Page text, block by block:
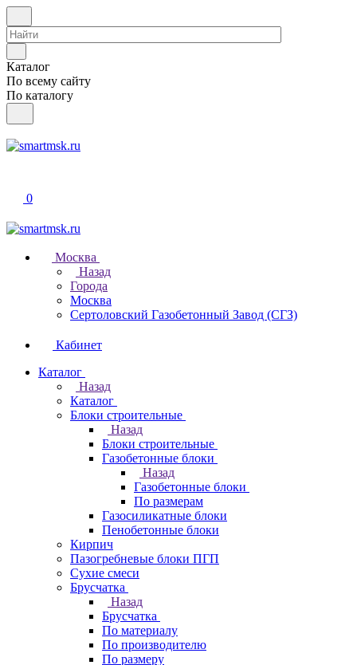
Каталог
По всему сайту
По каталогу
0
Москва
Назад
Города
Москва
Сертоловский Газобетонный Завод (СГЗ)
Кабинет
Каталог
Назад
Каталог
Блоки строительные
Назад
Блоки строительные
Газобетонные блоки
Назад
Газобетонные блоки
По размерам
Газосиликатные блоки
Пенобетонные блоки
Кирпич
Пазогребневые блоки ПГП
Сухие смеси
Брусчатка
Назад
Брусчатка
По материалу
По производителю
По размеру